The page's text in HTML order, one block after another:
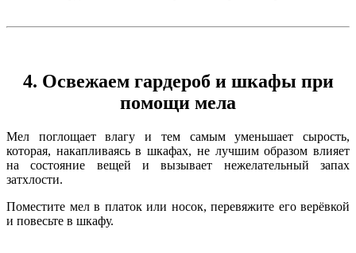
4. Освежаем гардероб и шкафы при
помощи мела
Мел поглощает влагу и тем самым уменьшает сырость,
которая, накапливаясь в шкафах, не лучшим образом влияет
на состояние вещей и вызывает нежелательный запах
затхлости.
Поместите мел в платок или носок, перевяжите его верёвкой
и повесьте в шкафу.